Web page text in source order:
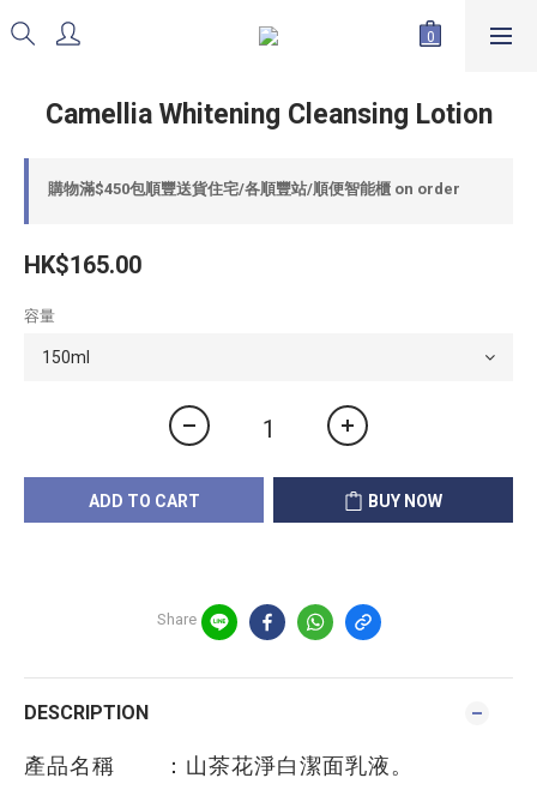
Camellia Whitening Cleansing Lotion
購物滿$450包順豐送貨住宅/各順豐站/順便智能櫃 on order
HK$165.00
容量
ADD TO CART BUY NOW
Share
DESCRIPTION
產品名稱 ：山茶花淨白潔面乳液。